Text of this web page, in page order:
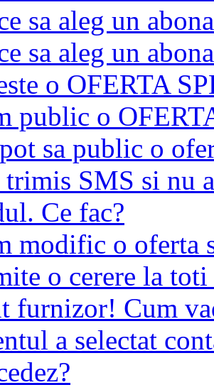
sa aleg un
sa aleg un
o OFERTA
public o
sa public o
SMS si nu
Ce fac?
modific o oferta
o cerere la
furnizor! Cum
a selectat